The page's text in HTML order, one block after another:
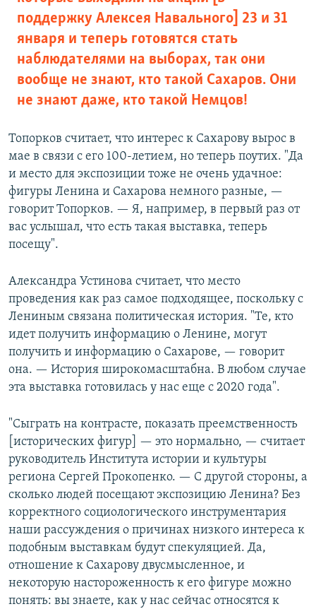
поддержку Алексея Навального] 23 и 31
января и теперь готовятся стать
наблюдателями на выборах, так они
вообще не знают, кто такой Cахаров. Они
не знают даже, кто такой Немцов!
Топорков считает, что интерес к Сахарову вырос в
мае в связи с его 100-летием, но теперь поутих. "Да
и место для экспозиции тоже не очень удачное:
фигуры Ленина и Сахарова немного разные, —
говорит Топорков. — Я, например, в первый раз от
вас услышал, что есть такая выставка, теперь
посещу".
Александра Устинова считает, что место
проведения как раз самое подходящее, поскольку с
Лениным связана политическая история. "Те, кто
идет получить информацию о Ленине, могут
получить и информацию о Сахарове, — говорит
она. — История широкомасштабна. В любом случае
эта выставка готовилась у нас еще с 2020 года".
"Сыграть на контрасте, показать преемственность
[исторических фигур] — это нормально, — считает
руководитель Института истории и культуры
региона Сергей Прокопенко. — С другой стороны, а
сколько людей посещают экспозицию Ленина? Без
корректного социологического инструментария
наши рассуждения о причинах низкого интереса к
подобным выставкам будут спекуляцией. Да,
отношение к Сахарову двусмысленное, и
некоторую настороженность к его фигуре можно
понять: вы знаете, как у нас сейчас относятся к